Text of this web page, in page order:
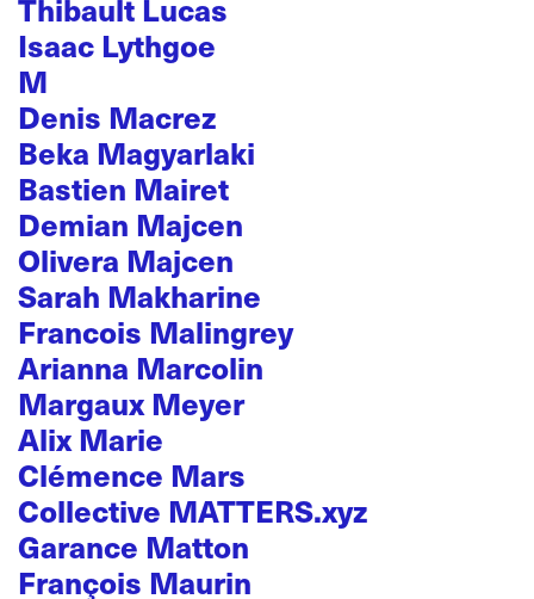
Thibault Lucas
Isaac Lythgoe
M
Denis Macrez
Beka Magyarlaki
Bastien Mairet
Demian Majcen
Olivera Majcen
Sarah Makharine
Francois Malingrey
Arianna Marcolin
Margaux Meyer
Alix Marie
Clémence Mars
Collective MATTERS.xyz
Garance Matton
François Maurin